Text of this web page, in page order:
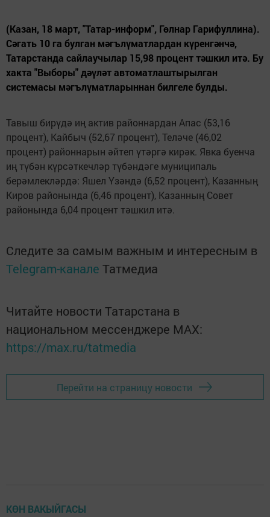
(Казан, 18 март, "Татар-информ", Гөлнар Гарифуллина).
Сәгать 10 га булган мәгълүматлардан күренгәнчә,
Татарстанда сайлаучылар 15,98 процент тәшкил итә. Бу
хакта "Выборы" дәүләт автоматлаштырылган
системасы мәгълүматларыннан билгеле булды.
Тавыш бирүдә иң актив районнардан Апас (53,16
процент), Кайбыч (52,67 процент), Теләче (46,02
процент) районнарын әйтеп үтәргә кирәк. Явка буенча
иң түбән күрсәткечләр түбәндәге муниципаль
берәмлекләрдә: Яшел Үзәндә (6,52 процент), Казанның
Киров районында (6,46 процент), Казанның Совет
районында 6,04 процент тәшкил итә.
Следите за самым важным и интересным в
Telegram-канале Татмедиа
Читайте новости Татарстана в
национальном мессенджере MАХ:
https://max.ru/tatmedia
Перейти на страницу новости
КӨН ВАКЫЙГАСЫ